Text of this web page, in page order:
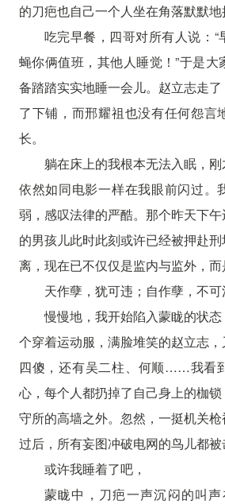
的刀疤也自己一个人坐在角落默默地
吃完早餐，四哥对所有人说：
蝇你俩值班，其他人睡觉！”于是
备踏踏实实地睡一会儿。赵立志走
了下铺，而邢耀祖也没有任何怨言
长。
躺在床上的我根本无法入眠，
依然如同电影一样在我眼前闪过。
弱，感叹法律的严酷。那个昨天下
的男孩儿此时此刻或许已经被押赴
离，现在已不仅仅是监内与监外，而
天作孽，犹可违；自作孽，不可
慢慢地，我开始陷入蒙眬的状
个穿着运动服，满脸堆笑的赵立志
四傻，还有吴二柱、何顺……我看
心，每个人都扔掉了自己身上的枷
守所的高墙之外。忽然，一挺机关
过后，所有妄图冲破电网的鸟儿都被
或许我睡着了吧，
蒙眬中，刀疤一声沉闷的叫